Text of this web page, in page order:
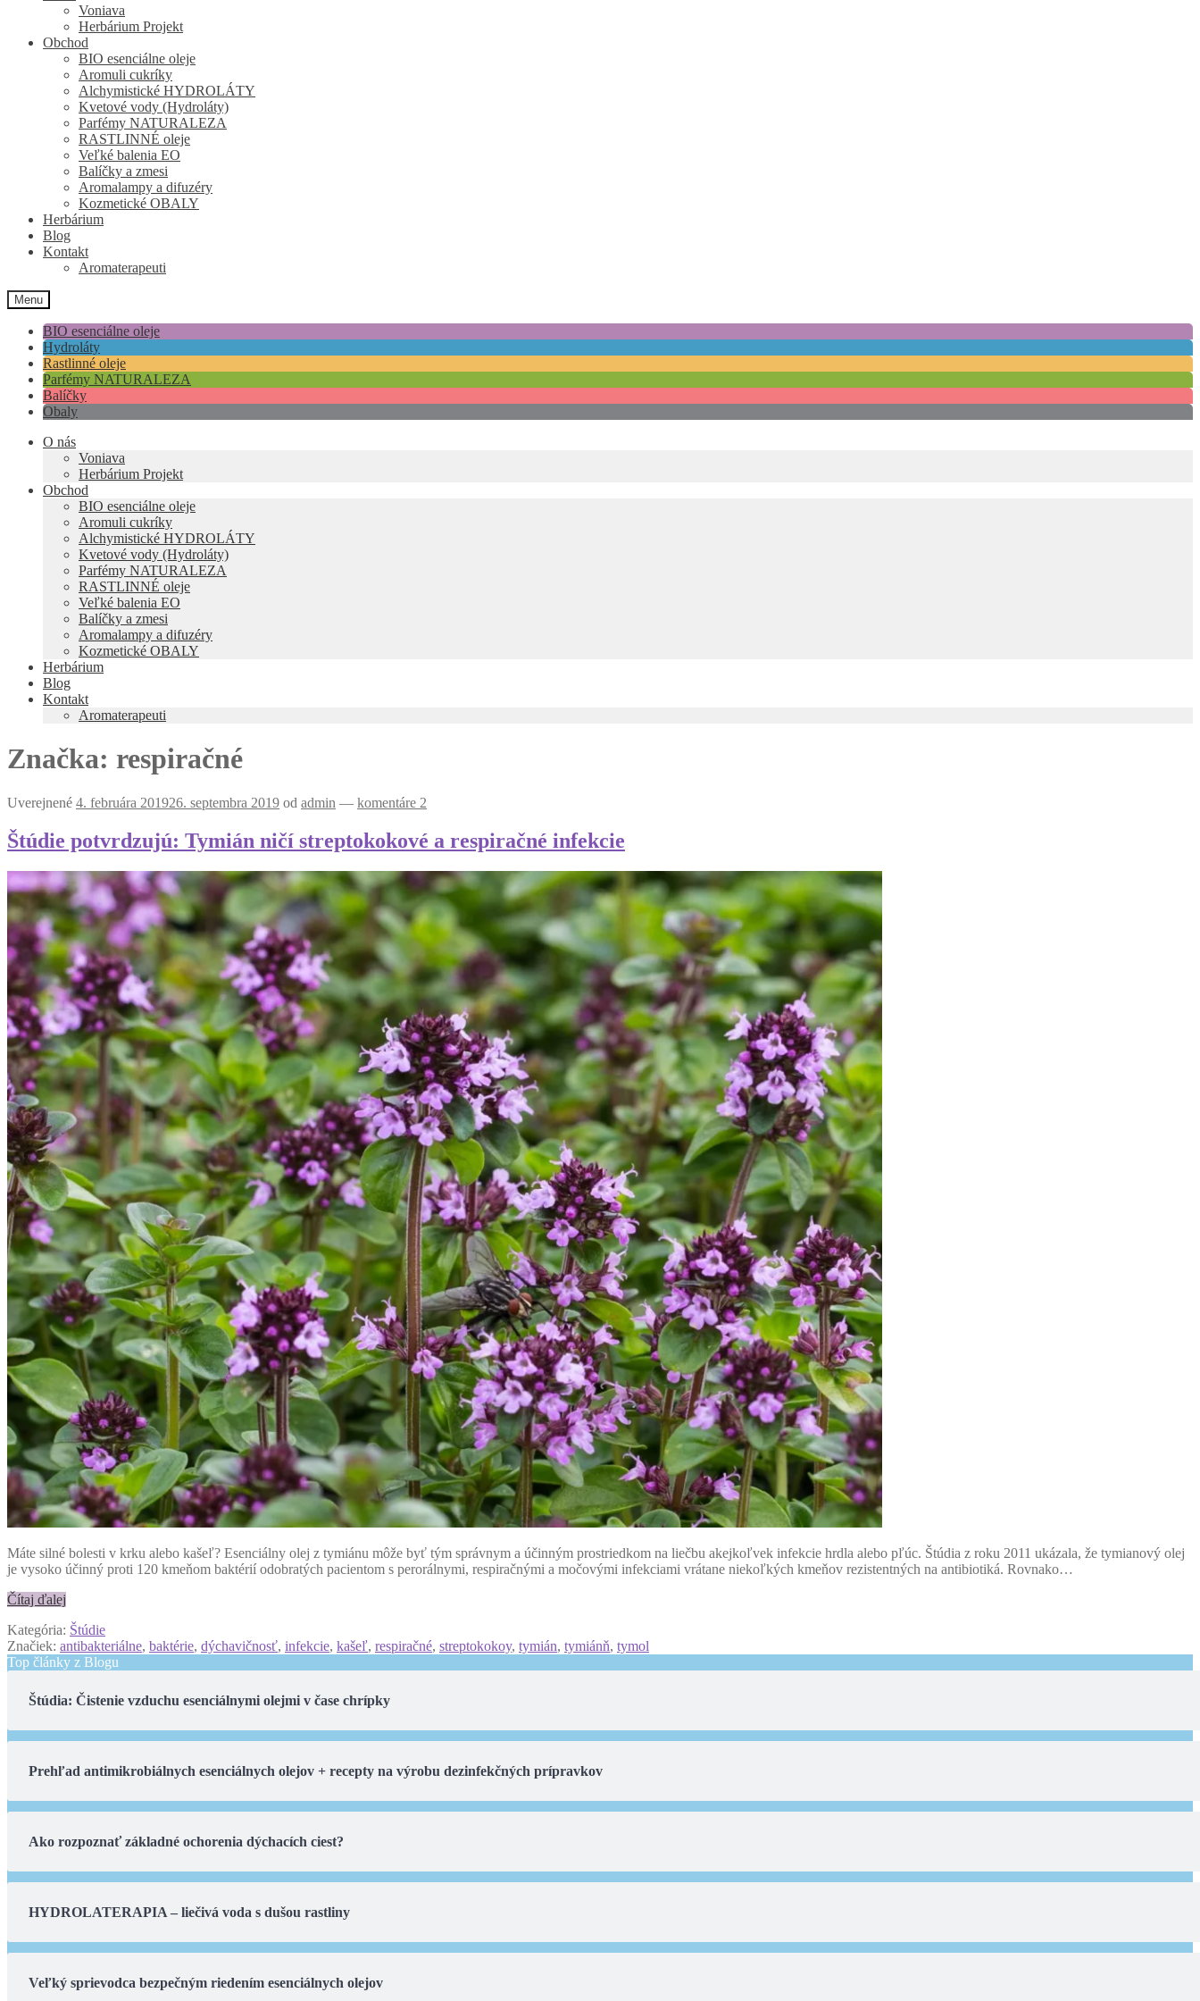
Voniava
Herbárium Projekt
Obchod
BIO esenciálne oleje
Aromuli cukríky
Alchymistické HYDROLÁTY
Kvetové vody (Hydroláty)
Parfémy NATURALEZA
RASTLINNÉ oleje
Veľké balenia EO
Balíčky a zmesi
Aromalampy a difuzéry
Kozmetické OBALY
Herbárium
Blog
Kontakt
Aromaterapeuti
Menu
BIO esenciálne oleje
Hydroláty
Rastlinné oleje
Parfémy NATURALEZA
Balíčky
Obaly
O nás
Voniava
Herbárium Projekt
Obchod
BIO esenciálne oleje
Aromuli cukríky
Alchymistické HYDROLÁTY
Kvetové vody (Hydroláty)
Parfémy NATURALEZA
RASTLINNÉ oleje
Veľké balenia EO
Balíčky a zmesi
Aromalampy a difuzéry
Kozmetické OBALY
Herbárium
Blog
Kontakt
Aromaterapeuti
Značka: respiračné
Uverejnené 4. februára 201926. septembra 2019 od admin — komentáre 2
Štúdie potvrdzujú: Tymián ničí streptokokové a respiračné infekcie
Máte silné bolesti v krku alebo kašeľ? Esenciálny olej z tymiánu môže byť tým správnym a účinným prostriedkom na liečbu akejkoľvek infekcie hrdla alebo pľúc. Štúdia z roku 2011 ukázala, že tymianový olej
je vysoko účinný proti 120 kmeňom baktérií odobratých pacientom s perorálnymi, respiračnými a močovými infekciami vrátane niekoľkých kmeňov rezistentných na antibiotiká. Rovnako…
Čítaj ďalej
Kategória: Štúdie
Značiek: antibakteriálne, baktérie, dýchavičnosť, infekcie, kašeľ, respiračné, streptokokoy, tymián, tymiánň, tymol
Top články z Blogu
Štúdia: Čistenie vzduchu esenciálnymi olejmi v čase chrípky
Prehľad antimikrobiálnych esenciálnych olejov + recepty na výrobu dezinfekčných prípravkov
Ako rozpoznať základné ochorenia dýchacích ciest?
HYDROLATERAPIA – liečivá voda s dušou rastliny
Veľký sprievodca bezpečným riedením esenciálnych olejov